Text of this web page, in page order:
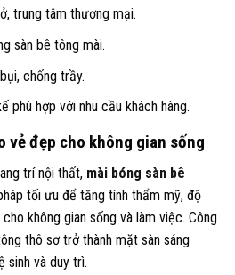
trung tâm thương mại.
sàn bê tông mài.
chống trầy.
phù hợp với nhu cầu khách hàng.
vẻ đẹp cho không gian sống
trí nội thất, mài bóng sàn bê
tối ưu để tăng tính thẩm mỹ, độ
không gian sống và làm việc. Công
thô sơ trở thành mặt sàn sáng
sinh và duy trì.